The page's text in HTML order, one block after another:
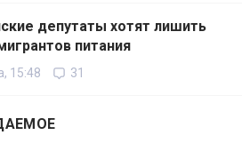
депутаты хотят лишить
питания
15:48 31